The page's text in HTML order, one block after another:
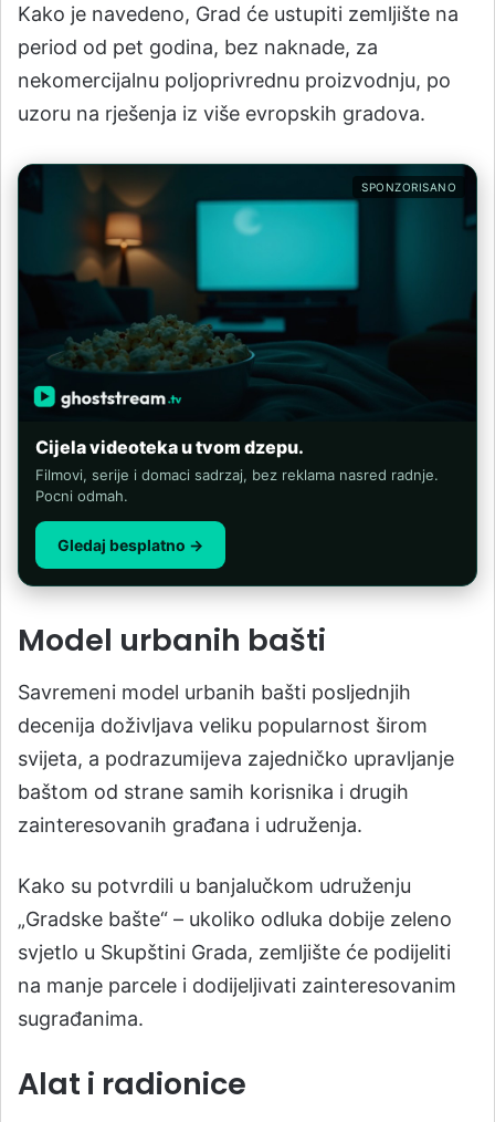
Kako je navedeno, Grad će ustupiti zemljište na
period od pet godina, bez naknade, za
nekomercijalnu poljoprivrednu proizvodnju, po
uzoru na rješenja iz više evropskih gradova.
SPONZORISANO
Cijela videoteka u tvom dzepu.
Filmovi, serije i domaci sadrzaj, bez reklama nasred radnje.
Pocni odmah.
Gledaj besplatno →
Model urbanih bašti
Savremeni model urbanih bašti posljednjih
decenija doživljava veliku popularnost širom
svijeta, a podrazumijeva zajedničko upravljanje
baštom od strane samih korisnika i drugih
zainteresovanih građana i udruženja.
Kako su potvrdili u banjalučkom udruženju
„Gradske bašte“ – ukoliko odluka dobije zeleno
svjetlo u Skupštini Grada, zemljište će podijeliti
na manje parcele i dodijeljivati zainteresovanim
sugrađanima.
Alat i radionice